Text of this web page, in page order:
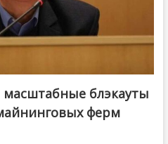
масштабные блэкауты
ферм